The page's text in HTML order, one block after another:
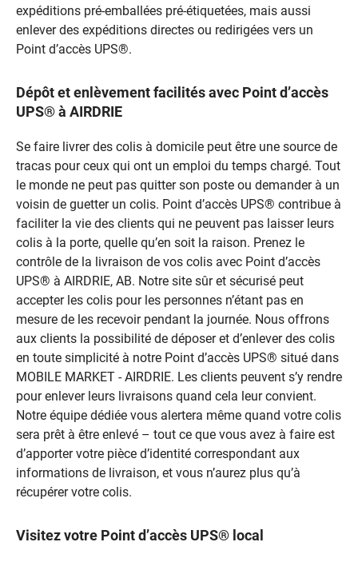
expéditions pré-emballées pré-étiquetées, mais aussi
enlever des expéditions directes ou redirigées vers un
Point d’accès UPS®.
Dépôt et enlèvement facilités avec Point d’accès
UPS® à AIRDRIE
Se faire livrer des colis à domicile peut être une source de
tracas pour ceux qui ont un emploi du temps chargé. Tout
le monde ne peut pas quitter son poste ou demander à un
voisin de guetter un colis. Point d’accès UPS® contribue à
faciliter la vie des clients qui ne peuvent pas laisser leurs
colis à la porte, quelle qu’en soit la raison. Prenez le
contrôle de la livraison de vos colis avec Point d’accès
UPS® à AIRDRIE, AB. Notre site sûr et sécurisé peut
accepter les colis pour les personnes n’étant pas en
mesure de les recevoir pendant la journée. Nous offrons
aux clients la possibilité de déposer et d’enlever des colis
en toute simplicité à notre Point d’accès UPS® situé dans
MOBILE MARKET - AIRDRIE. Les clients peuvent s’y rendre
pour enlever leurs livraisons quand cela leur convient.
Notre équipe dédiée vous alertera même quand votre colis
sera prêt à être enlevé – tout ce que vous avez à faire est
d’apporter votre pièce d’identité correspondant aux
informations de livraison, et vous n’aurez plus qu’à
récupérer votre colis.
Visitez votre Point d’accès UPS® local